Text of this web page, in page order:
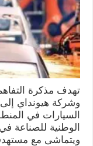
تهدف مذكرة
وشركة هيونداي
السيارات في
الوطنية للصناعة